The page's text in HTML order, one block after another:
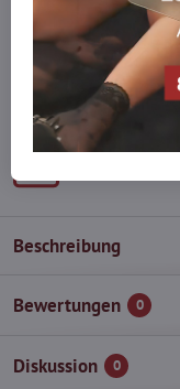
Möchten
auf Lager
Zögern Sie nicht, uns
wieder auf!
Beschreibung
Bewertungen 0
Diskussion 0